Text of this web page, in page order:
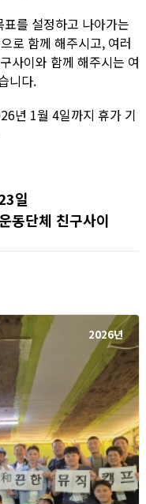
를 설정하고 나아가는
로 함께 해주시고, 여러
사이와 함께 해주시는 여
니다.
년 1월 4일까지 휴가 기
일
동단체 친구사이
2026년